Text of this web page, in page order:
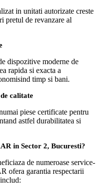
in unitati autorizate creste
pretul de revanzare al
dispozitive moderne de
rapida si exacta a
timp si bani.
calitate
piese certificate pentru
astfel durabilitatea si
in Sector 2, Bucuresti?
de numeroase service-
ofera garantia respectarii